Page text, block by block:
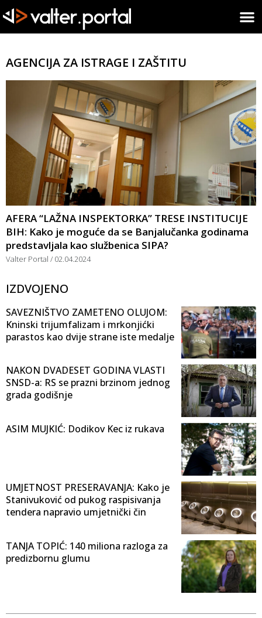
AGENCIJA ZA ISTRAGE I ZAŠTITU
AFERA “LAŽNA INSPEKTORKA” TRESE INSTITUCIJE
BIH: Kako je moguće da se Banjalučanka godinama
predstavljala kao službenica SIPA?
Valter Portal 02.04.2024
IZDVOJENO
SAVEZNIŠTVO ZAMETENO OLUJOM:
Kninski trijumfalizam i mrkonjićki
parastos kao dvije strane iste medalje
NAKON DVADESET GODINA VLASTI
SNSD-a: RS se prazni brzinom jednog
grada godišnje
ASIM MUJKIĆ: Dodikov Kec iz rukava
UMJETNOST PRESERAVANJA: Kako je
Stanivuković od pukog raspisivanja
tendera napravio umjetnički čin
TANJA TOPIĆ: 140 miliona razloga za
predizbornu glumu